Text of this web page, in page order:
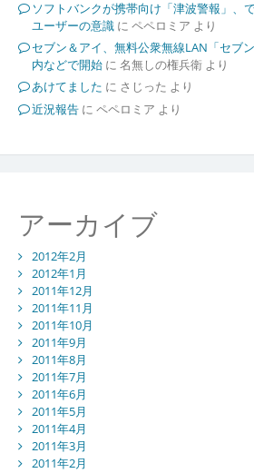
ソフトバンクが携帯向け「津波警報」、
ユーザーの意識に ペペロミア より
セブン＆アイ、無料公衆無線LAN「セブ
内などで開始に 名無しの権兵衛より
あけてました に さじった より
近況報告に ペペロミア より
アーカイブ
2012年2月
2012年1月
2011年12月
2011年11月
2011年10月
2011年9月
2011年8月
2011年7月
2011年6月
2011年5月
2011年4月
2011年3月
2011年2月